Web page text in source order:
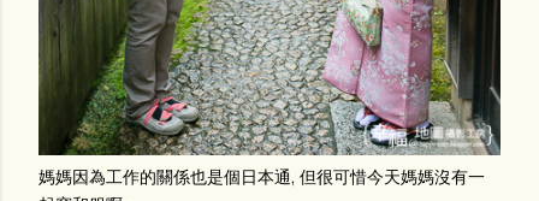
媽媽因為工作的關係也是個日本通, 但很可惜今天媽媽沒有一